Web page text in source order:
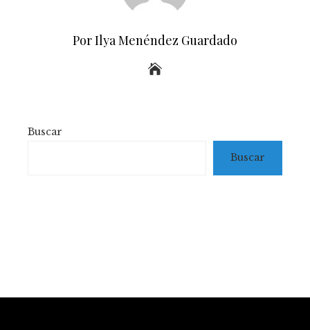
Por Ilya Menéndez Guardado
Buscar
Buscar